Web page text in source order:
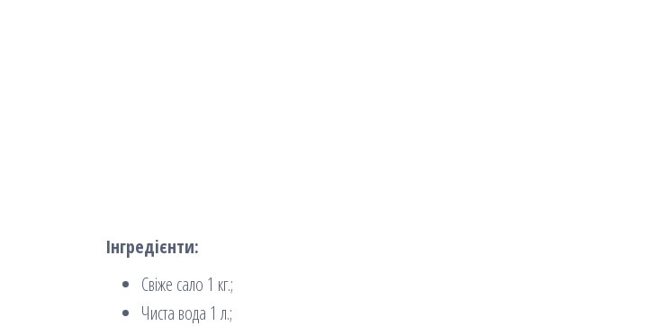
Інгредієнти:
Свіже сало 1 кг.;
Чиста вода 1 л.;